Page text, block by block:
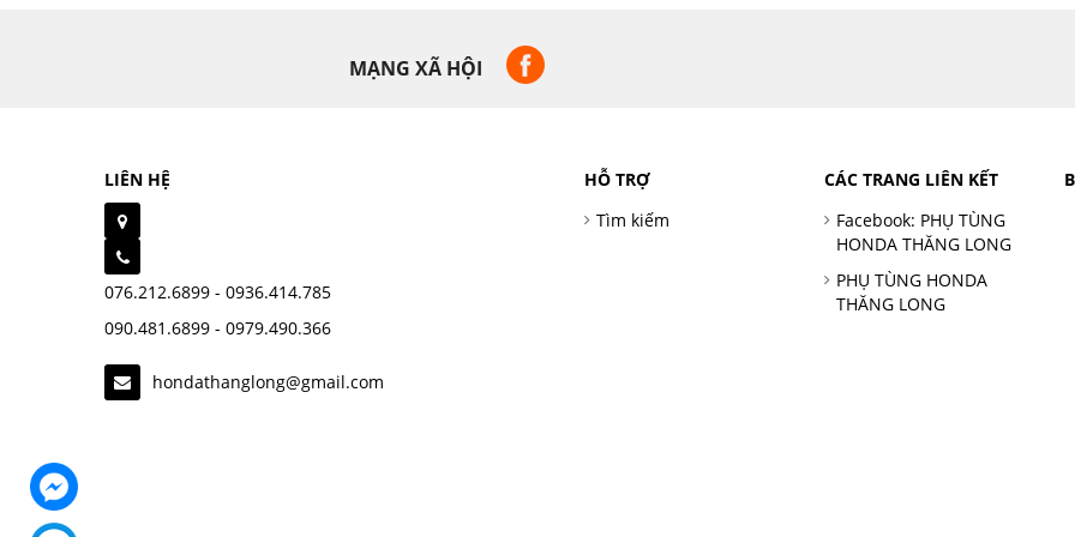
MẠNG XÃ HỘI
LIÊN HỆ
076.212.6899 - 0936.414.785
090.481.6899 - 0979.490.366
hondathanglong@gmail.com
HỖ TRỢ
Tìm kiếm
CÁC TRANG LIÊN KẾT
Facebook: PHỤ TÙNG
HONDA THĂNG LONG
PHỤ TÙNG HONDA
THĂNG LONG